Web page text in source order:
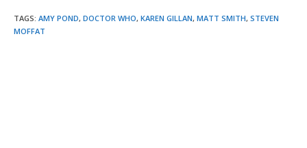
TAGS: AMY POND, DOCTOR WHO, KAREN GILLAN, MATT SMITH, STEVEN
MOFFAT